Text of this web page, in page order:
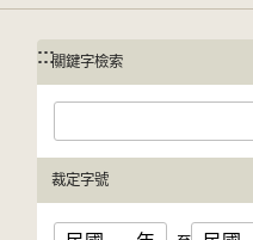
:::
:::關鍵字檢索
裁定字號